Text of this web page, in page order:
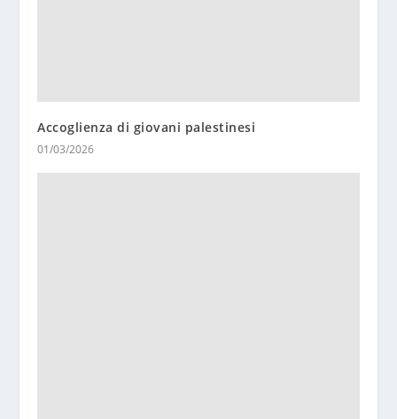
Accoglienza di giovani palestinesi
01/03/2026